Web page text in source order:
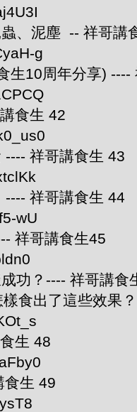
、泥塵 -- 祥哥講
g
生10周年分享) ----
食生 42
---- 祥哥講食生 43
---- 祥哥講食生 44
wU
祥哥講食生45
功？---- 祥哥講食
食出了這些效果
生 48
食生 49